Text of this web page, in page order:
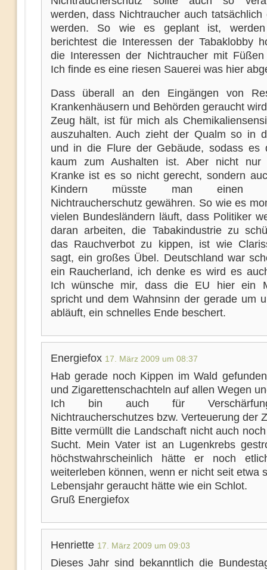
werden, dass Nichtraucher auch tatsächlich
werden. So wie es geplant ist,
berichtest die Interessen der Tabaklobby
die Interessen der Nichtraucher mit Füßen
Ich finde es eine riesen Sauerei was hier
Dass überall an den Eingängen von
Krankenhäusern und Behörden geraucht
Zeug hält, ist für mich als
auszuhalten. Auch zieht der Qualm so in
und in die Flure der Gebäude, sodass es
kaum zum Aushalten ist. Aber nicht nur
Kranke ist es so nicht gerecht, sondern
Kindern müsste man einen
Nichtraucherschutz gewähren. So wie es
vielen Bundesländern läuft, dass Politiker
daran arbeiten, die Tabakindustrie zu
das Rauchverbot zu kippen, ist wie
sagt, ein großes Übel. Deutschland war
ein Raucherland, ich denke es wird es
Ich wünsche mir, dass die EU hier ein
spricht und dem Wahnsinn der gerade um
abläuft, ein schnelles Ende beschert.
Energiefox 17. März 2009 um 08:37
Hab gerade noch Kippen im Wald
und Zigarettenschachteln auf allen Wegen
Ich bin auch für
Nichtraucherschutzes bzw. Verteuerung der
Bitte vermüllt die Landschaft nicht auch
Sucht. Mein Vater ist an Lugenkrebs
höchstwahrscheinlich hätte er noch
weiterleben können, wenn er nicht seit etwa
Lebensjahr geraucht hätte wie ein Schlot.
Gruß Energiefox
Henriette 17. März 2009 um 09:03
Dieses Jahr sind bekanntlich die